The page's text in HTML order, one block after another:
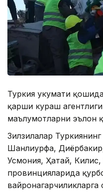
Туркия ҳукумати
қарши кураш
маълумотларни эълон
Зилзилалар
Шанлиурфа,
Усмония, Ҳатай,
провинцияларида
вайронагарчиликларга